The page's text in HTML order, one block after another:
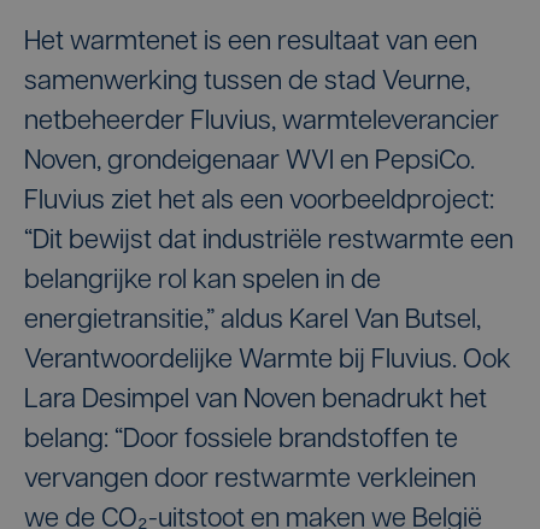
Het warmtenet is een resultaat van een
samenwerking tussen de stad Veurne,
netbeheerder Fluvius, warmteleverancier
Noven, grondeigenaar WVI en PepsiCo.
Fluvius ziet het als een voorbeeldproject:
“Dit bewijst dat industriële restwarmte een
belangrijke rol kan spelen in de
energietransitie,” aldus Karel Van Butsel,
Verantwoordelijke Warmte bij Fluvius. Ook
Lara Desimpel van Noven benadrukt het
belang: “Door fossiele brandstoffen te
vervangen door restwarmte verkleinen
we de CO₂-uitstoot en maken we België